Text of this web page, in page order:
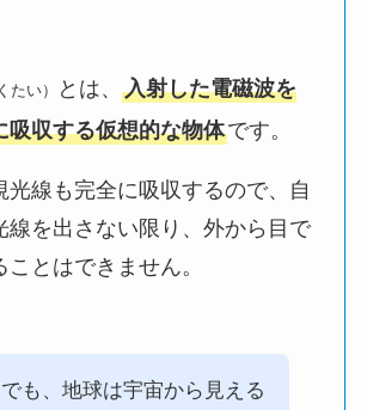
たい） とは、入射した電磁波を
吸収する仮想的な物体です。
光線も完全に吸収するので、自
線を出さない限り、外から目で
ことはできません。
でも、地球は宇宙から見える